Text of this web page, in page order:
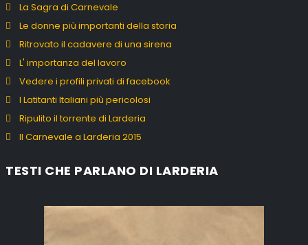
La Sagra di Carnevale
Le donne più importanti della storia
Ritrovato il cadavere di una sirena
L' importanza del lavoro
Vedere i profili privati di facebook
I Latitanti Italiani più pericolosi
Ripulito il torrente di Larderia
Il Carnevale a Larderia 2015
TESTI CHE PARLANO DI LARDERIA